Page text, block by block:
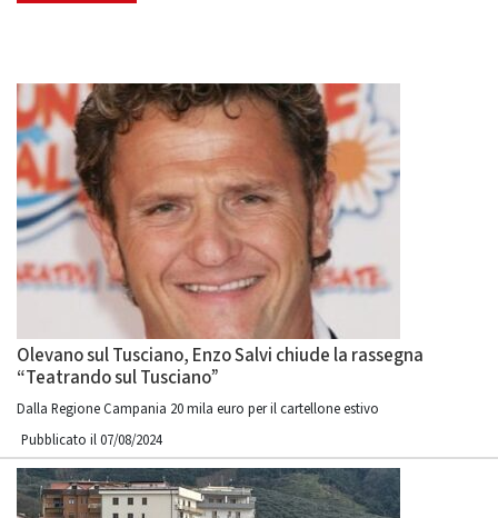
Olevano sul Tusciano, Enzo Salvi chiude la rassegna
“Teatrando sul Tusciano”
Dalla Regione Campania 20 mila euro per il cartellone estivo
Pubblicato il 07/08/2024